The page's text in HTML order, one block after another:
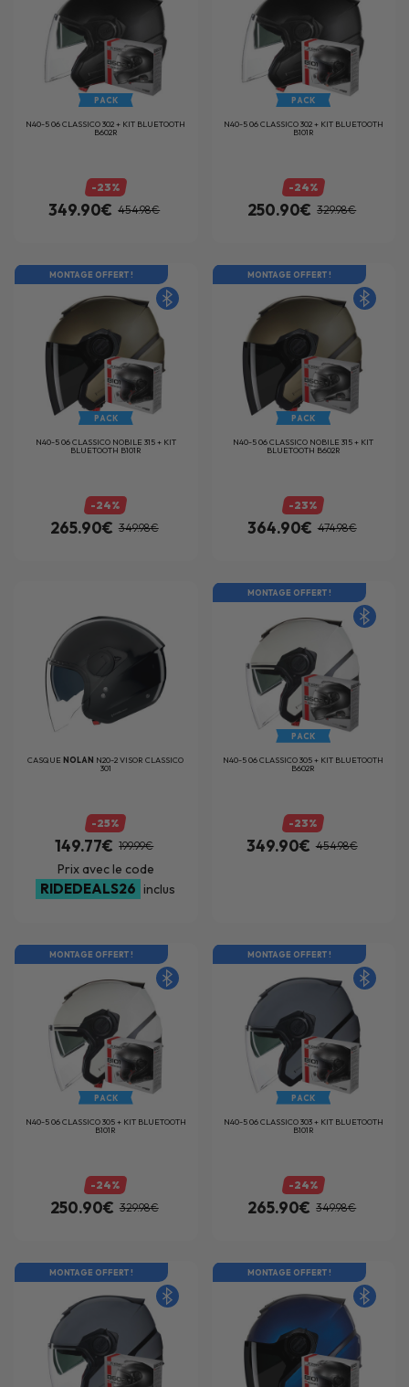
PACK
N40-5 06 CLASSICO 302 + KIT BLUETOOTH
B602R
-23%
349.90€ 454.98€
PACK
N40-5 06 CLASSICO 302 + KIT BLUETOOTH
B101R
-24%
250.90€ 329.98€
MONTAGE OFFERT !
PACK
N40-5 06 CLASSICO NOBILE 315 + KIT
BLUETOOTH B101R
-24%
265.90€ 349.98€
MONTAGE OFFERT !
PACK
N40-5 06 CLASSICO NOBILE 315 + KIT
BLUETOOTH B602R
-23%
364.90€ 474.98€
CASQUENOLAN N20-2 VISOR CLASSICO
301
-25%
149.77€ 199.99€
Prix avec le code
RIDEDEALS26 inclus
MONTAGE OFFERT !
PACK
N40-5 06 CLASSICO 305 + KIT BLUETOOTH
B602R
-23%
349.90€ 454.98€
MONTAGE OFFERT !
PACK
N40-5 06 CLASSICO 305 + KIT BLUETOOTH
B101R
-24%
250.90€ 329.98€
MONTAGE OFFERT !
PACK
N40-5 06 CLASSICO 303 + KIT BLUETOOTH
B101R
-24%
265.90€ 349.98€
MONTAGE OFFERT ! MONTAGE OFFERT !